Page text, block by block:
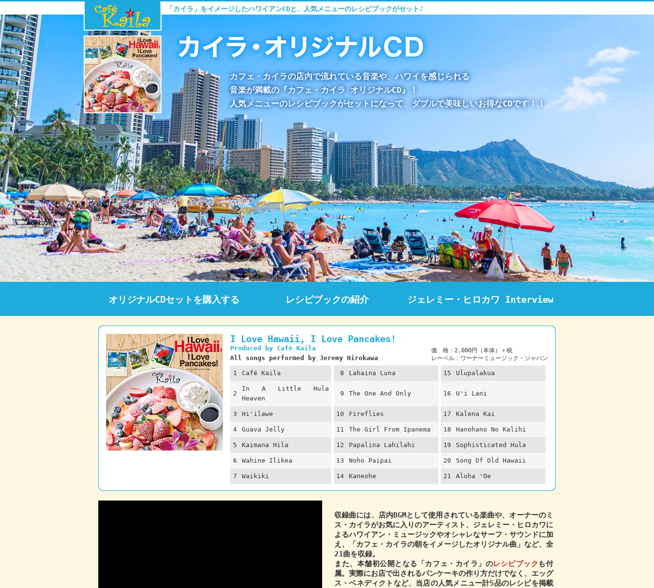
「カイラ」をイメージしたハワイアンCDと、人気メニューのレシピブックがセット♪
カフェ・カイラの店内で流れている音楽や、ハワイを感じられる
音楽が満載の『カフェ・カイラ オリジナルCD』！
人気メニューのレシピブックがセットになって、ダブルで美味しいお得なCDです！！
オリジナルCDセットを購入する レシピブックの紹介 ジェレミー・ヒロカワ Interview
価 格：2,000円（本体）＋税
レーベル：ワーナーミュージック・ジャパン
I Love Hawaii, I Love Pancakes!
Produced by Café Kaila
All songs performed by Jeremy Hirokawa
1 Café Kaila 8 Lahaina Luna 15 Ulupalakua
2
In A Little Hula
Heaven
9 The One And Only 16 U'i Lani
3 Hi'ilawe 10 Fireflies 17 Kalena Kai
4 Guava Jelly 11 The Girl From Ipanema 18 Hanohano No Kalihi
5 Kaimana Hila 12 Papalina Lahilahi 19 Sophisticated Hula
6 Wahine Ilikea 13 Noho Paipai 20 Song Of Old Hawaii
7 Waikiki 14 Kaneohe 21 Aloha 'Oe
収録曲には、店内BGMとして使用されている楽曲や、オーナーのミ
ス・カイラがお気に入りのアーティスト、ジェレミー・ヒロカワに
よるハワイアン・ミュージックやオシャレなサーフ・サウンドに加
え、「カフェ・カイラの朝をイメージしたオリジナル曲」など、全
21曲を収録。
また、本舗初公開となる「カフェ・カイラ」のレシピブック も付
属。実際にお店で出されるパンケーキの作り方だけでなく、エッグ
ス・ベネディクトなど、当店の人気メニュー計5品のレシピを掲載